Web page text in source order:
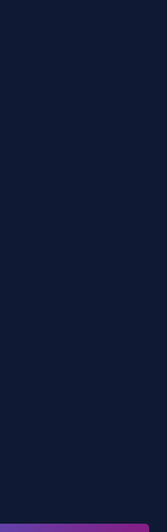
не одружилася з